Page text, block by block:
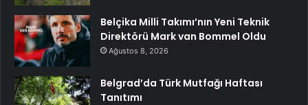
Belçika Milli Takımı’nın Yeni Teknik
Direktörü Mark van Bommel Oldu
Ağustos 8, 2026
Belgrad’da Türk Mutfağı Haftası
Tanıtımı